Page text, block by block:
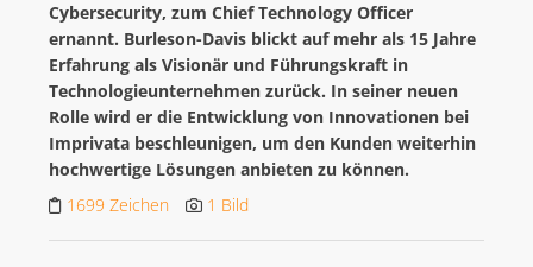
Cybersecurity, zum Chief Technology Officer
ernannt. Burleson-Davis blickt auf mehr als 15 Jahre
Erfahrung als Visionär und Führungskraft in
Technologieunternehmen zurück. In seiner neuen
Rolle wird er die Entwicklung von Innovationen bei
Imprivata beschleunigen, um den Kunden weiterhin
hochwertige Lösungen anbieten zu können.
1699 Zeichen
1 Bild